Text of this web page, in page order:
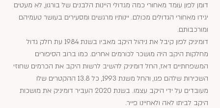
דומן לפון עומד מאחורי כמה מגדולי היינות הלבנים של בורגון, לא מעטים
יגידו מאחורי הגדולים מכולם. יינותיו מרגשים ומסעירים בעושר טעמיהם
ומורכבותם.
דומיניק לפון קיבל את ניהול היקב מאביו בשנת 1984 עת חלק גדול
מחלקות היקב היה מושכר לכורמים אחרים. כמו ברוב הסיפורים
המשפחתיים דאז, החל דומיניק להשיב לרשות היקב את הכרמים שחוזי
השכירות שלהם פגו, והחל משנת 1993, כל 13.8 ההקטרים שלו
מעובדים על ידי היקב עצמו. בשנת 2020 העביר דומיניק את מושכות
היקב לביתו לאה ולאחיינו פייר.